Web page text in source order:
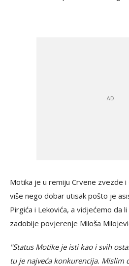
Motika je u remiju Crvene zvezde i
više nego dobar utisak pošto je
Pirgića i Lekovića, a vidjećemo da
zadobije povjerenje Miloša
"Status Motike je isti kao i svih
tu je najveća konkurencija. Mislim